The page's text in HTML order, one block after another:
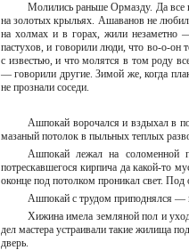
Молились раньше Ормазду. Да все
на золотых крыльях. Ашаванов не
на холмах и в горах, жили незаметно
пастухов, и говорили люди, что во-о-он
с известью, и что молятся в том роду
— говорили другие. Зимой же, когда
не прознали соседи.
Ашпокай ворочался и вздыхал в
мазаный потолок в пыльных теплых
Ашпокай лежал на соломенной
потрескавшегося кирпича да какой-то
оконце под потолком проникал свет.
Ашпокай с трудом приподнялся —
Хижина имела земляной пол и
дел мастера устраивали такие жилища
дверь.